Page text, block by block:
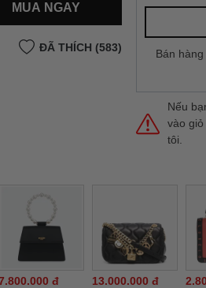
giao nhanh
tốc theo yêu cầu
MUA NGAY
ĐÃ THÍCH (583)
đ 13.000.000 đ
Bán
Nếu
vào
tôi.